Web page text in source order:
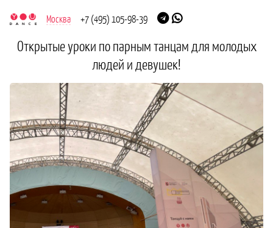
Москва +7 (495) 105-98-39
Открытые уроки по парным танцам для молодых
людей и девушек!